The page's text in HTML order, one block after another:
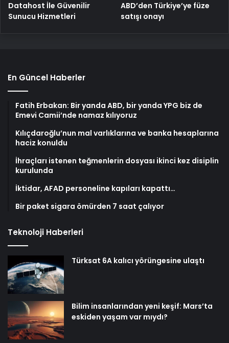
Datahost İle Güvenilir
Sunucu Hizmetleri
ABD’den Türkiye’ye füze
satışı onayı
En Güncel Haberler
Fatih Erbakan: Bir yanda ABD, bir yanda YPG biz de
Emevi Camii’nde namaz kılıyoruz
Kılıçdaroğlu’nun mal varlıklarına ve banka hesaplarına
haciz konuldu
İhraçları istenen teğmenlerin dosyası ikinci kez disiplin
kurulunda
İktidar, AFAD personeline kapıları kapattı…
Bir paket sigara ömürden 7 saat çalıyor
Teknoloji Haberleri
Türksat 6A kalıcı yörüngesine ulaştı
Bilim insanlarından yeni keşif: Mars’ta
eskiden yaşam var mıydı?